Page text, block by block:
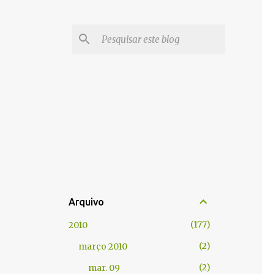
Arquivo
2010
177
março 2010
2
mar. 09
2